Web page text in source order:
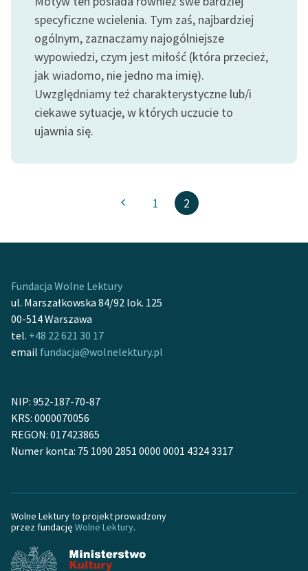
twórców przechodzących
do domeny publicznej,
lektur szkolnych oraz
Starego Testamentu
Odkurzamy bohaterów
Szkoła Poezji Wolnych
Lektur
O nas
Zespół
Zasady wykorzystania
Wolnych Lektur
Logotypy
Regulamin biblioteki
Dane fundacji i
Regulamin darowizn
Informacja o treściach
wrażliwych
Deklaracja dostępności
specyficzne wcielenia. Tym zaś, najbardziej
ogólnym, zaznaczamy najogólniejsze
wypowiedzi, czym jest miłość (która przecież,
jak wiadomo, nie jedno ma imię).
Uwzględniamy też charakterystyczne lub/i
ciekawe sytuacje, w których uczucie to
ujawnia się.
1 2
Fundacja Wolne Lektury
ul. Marszałkowska 84/92 lok. 125
00-514 Warszawa
tel. +48 22 621 30 17
email fundacja@wolnelektury.pl
NIP: 952-187-70-87
KRS: 0000070056
REGON: 017423865
Numer konta: 75 1090 2851 0000 0001 4324 3317
Wolne Lektury to projekt prowadzony
przez fundację Wolne Lektury.